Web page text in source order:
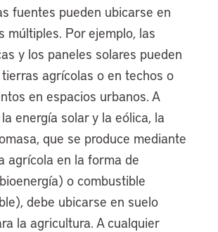
fuentes pueden ubicarse en
múltiples. Por ejemplo, las
y los paneles solares pueden
agrícolas o en techos o
en espacios urbanos. A
energía solar y la eólica, la
que se produce mediante
agrícola en la forma de
o combustible
debe ubicarse en suelo
la agricultura. A cualquier